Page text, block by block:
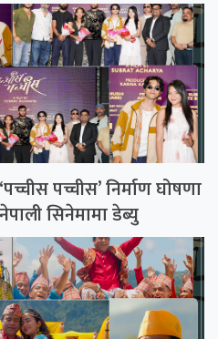
पच्चीस’ निर्माण घोषणा
सिनेमामा डेब्यु